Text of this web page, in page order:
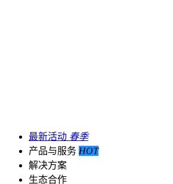
最新活动 春季
产品与服务 HOT
解决方案
生态合作